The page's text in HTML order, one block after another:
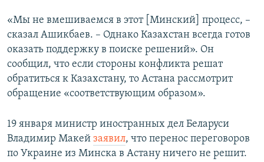
«Мы не вмешиваемся в этот [Минский] процесс, –
сказал Ашикбаев. – Однако Казахстан всегда готов
оказать поддержку в поиске решений». Он
сообщил, что если стороны конфликта решат
обратиться к Казахстану, то Астана рассмотрит
обращение «соответствующим образом».
19 января министр иностранных дел Беларуси
Владимир Макей заявил, что перенос переговоров
по Украине из Минска в Астану ничего не решит.